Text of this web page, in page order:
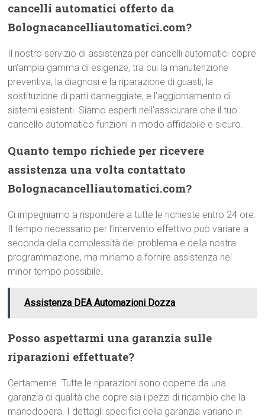
cancelli automatici offerto da
Bolognacancelliautomatici.com?
Il nostro servizio di assistenza per cancelli automatici copre
un’ampia gamma di esigenze, tra cui la manutenzione
preventiva, la diagnosi e la riparazione di guasti, la
sostituzione di parti danneggiate, e l’aggiornamento di
sistemi esistenti. Siamo esperti nell’assicurare che il tuo
cancello automatico funzioni in modo affidabile e sicuro.
Quanto tempo richiede per ricevere
assistenza una volta contattato
Bolognacancelliautomatici.com?
Ci impegniamo a rispondere a tutte le richieste entro 24 ore.
Il tempo necessario per l’intervento effettivo può variare a
seconda della complessità del problema e della nostra
programmazione, ma miriamo a fornire assistenza nel
minor tempo possibile.
Assistenza DEA Automazioni Dozza
Posso aspettarmi una garanzia sulle
riparazioni effettuate?
Certamente. Tutte le riparazioni sono coperte da una
garanzia di qualità che copre sia i pezzi di ricambio che la
manodopera. I dettagli specifici della garanzia variano in